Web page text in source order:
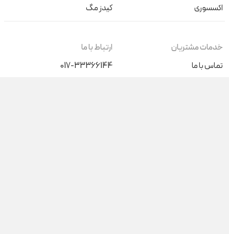
اکسسوری
کیدز مگ
خدمات مشتریان
تماس با ما
ارتباط با ما
017-33366144